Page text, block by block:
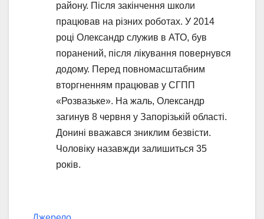
району. Після закінчення школи
працював на різних роботах. У 2014
році Олександр служив в АТО, був
поранений, після лікування повернувся
додому. Перед повномасштабним
вторгненням працював у СГПП
«Розвазьке». На жаль, Олександр
загинув 8 червня у Запорізькій області.
Донині вважався зниклим безвісти.
Чоловіку назавжди залишиться 35
років.